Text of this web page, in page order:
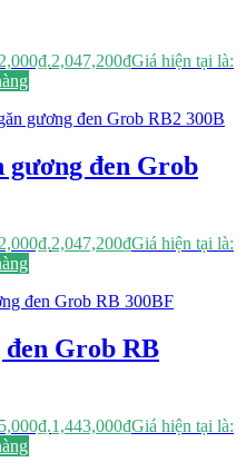
2,047,200₫Giá hiện tại là:
gương đen Grob
2,047,200₫Giá hiện tại là:
đen Grob RB
1,443,000₫Giá hiện tại là: